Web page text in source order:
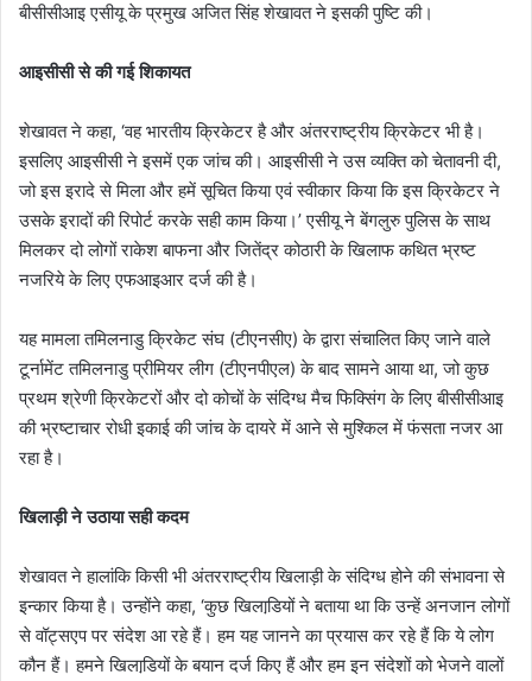
बीसीसीआइ एसीयू के प्रमुख अजित सिंह शेखावत ने इसकी पुष्टि की।
आइसीसी से की गई शिकायत
शेखावत ने कहा, ‘वह भारतीय क्रिकेटर है और अंतरराष्ट्रीय क्रिकेटर भी है।
इसलिए आइसीसी ने इसमें एक जांच की। आइसीसी ने उस व्यक्ति को चेतावनी दी,
जो इस इरादे से मिला और हमें सूचित किया एवं स्वीकार किया कि इस क्रिकेटर ने
उसके इरादों की रिपोर्ट करके सही काम किया।’ एसीयू ने बेंगलुरु पुलिस के साथ
मिलकर दो लोगों राकेश बाफना और जितेंद्र कोठारी के खिलाफ कथित भ्रष्ट
नजरिये के लिए एफआइआर दर्ज की है।
यह मामला तमिलनाडु क्रिकेट संघ (टीएनसीए) के द्वारा संचालित किए जाने वाले
टूर्नामेंट तमिलनाडु प्रीमियर लीग (टीएनपीएल) के बाद सामने आया था, जो कुछ
प्रथम श्रेणी क्रिकेटरों और दो कोचों के संदिग्ध मैच फिक्सिंग के लिए बीसीसीआइ
की भ्रष्टाचार रोधी इकाई की जांच के दायरे में आने से मुश्किल में फंसता नजर आ
रहा है।
खिलाड़ी ने उठाया सही कदम
शेखावत ने हालांकि किसी भी अंतरराष्ट्रीय खिलाड़ी के संदिग्ध होने की संभावना से
इन्कार किया है। उन्होंने कहा, ‘कुछ खिलाडि़यों ने बताया था कि उन्हें अनजान लोगों
से वॉट्सएप पर संदेश आ रहे हैं। हम यह जानने का प्रयास कर रहे हैं कि ये लोग
कौन हैं। हमने खिलाडि़यों के बयान दर्ज किए हैं और हम इन संदेशों को भेजने वालों